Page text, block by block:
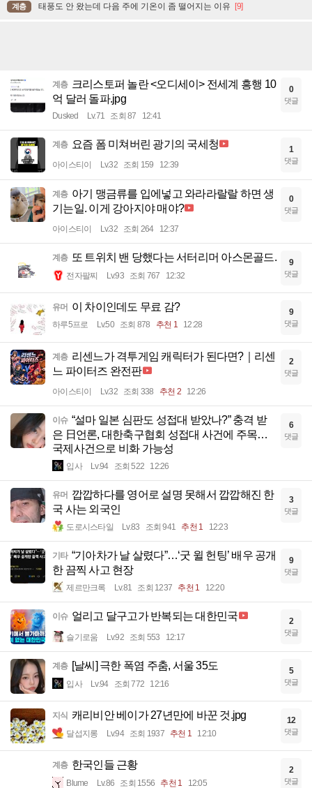
계층 태풍도 안 왔는데 다음 주에 기온이 좀 떨어지는 이유 [9]
계층 크리스토퍼 놀란 <오디세이> 전세계 흥행 10
억 달러 돌파.jpg
Dusked Lv.71 조회 87 12:41
0
댓글
계층 요즘 폼 미쳐버린 광기의 국세청
아이스티이 Lv.32 조회 159 12:39
1
댓글
계층 아기 맹금류를 입에넣고 와라라랄랄 하면 생
기는일. 이게 강아지야 매야?
아이스티이 Lv.32 조회 264 12:37
0
댓글
계층 또 트위치 밴 당했다는 서터리머 아스몬골드.
전자팔찌 Lv.93 조회 767 12:32
9
댓글
유머 이 차이인데도 무료 감?
하루5프로 Lv.50 조회 878 추천 1 12:28
9
댓글
계층 리센느가 격투게임 캐릭터가 된다면?｜리센
느 파이터즈 완전판
아이스티이 Lv.32 조회 338 추천 2 12:26
2
댓글
이슈 “설마 일본 심판도 성접대 받았나?” 충격 받
은 日언론, 대한축구협회 성접대 사건에 주목…
국제사건으로 비화 가능성
입사 Lv.94 조회 522 12:26
6
댓글
유머 깝깝하다를 영어로 설명 못해서 깝깝해진 한
국 사는 외국인
도로시스타일 Lv.83 조회 941 추천 1 12:23
3
댓글
기타 “기아차가 날 살렸다”…‘굿 윌 헌팅’ 배우 공개
한 끔찍 사고 현장
제르만크록 Lv.81 조회 1237 추천 1 12:20
9
댓글
이슈 얼리고 달구고가 반복되는 대한민국
슬기로움 Lv.92 조회 553 12:17
2
댓글
계층 [날씨] 극한 폭염 주춤, 서울 35도
입사 Lv.94 조회 772 12:16
5
댓글
지식 캐리비안 베이가 27년만에 바꾼 것.jpg
달섭지롱 Lv.94 조회 1937 추천 1 12:10
12
댓글
계층 한국인들 근황
Blume Lv.86 조회 1556 추천 1 12:05
2
댓글